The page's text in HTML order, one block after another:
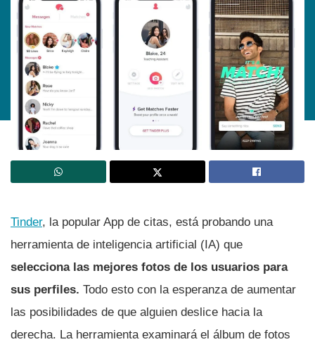
Tinder, la popular App de citas, está probando una
herramienta de inteligencia artificial (IA) que
selecciona las mejores fotos de los usuarios para
sus perfiles. Todo esto con la esperanza de aumentar
las posibilidades de que alguien deslice hacia la
derecha. La herramienta examinará el álbum de fotos